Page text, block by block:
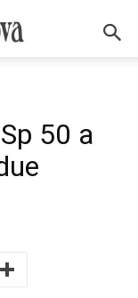
50 a